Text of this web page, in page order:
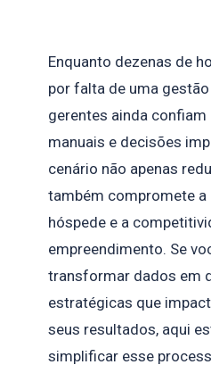
Enquanto dezenas de
por falta de uma
gerentes ainda
manuais e decisões
cenário não apenas
também compromete a
hóspede e a
empreendimento. Se
transformar dados em
estratégicas que
seus resultados, aqui
simplificar esse